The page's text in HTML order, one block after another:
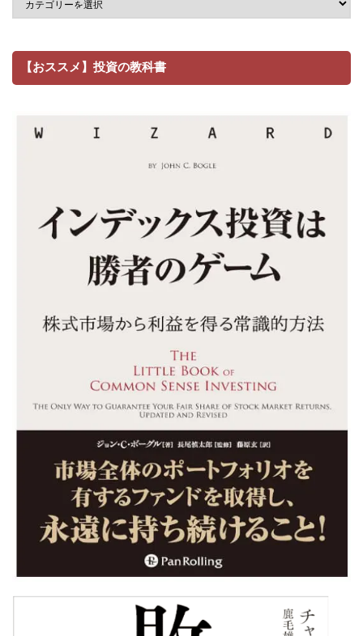
【おススメ】投資の教科書